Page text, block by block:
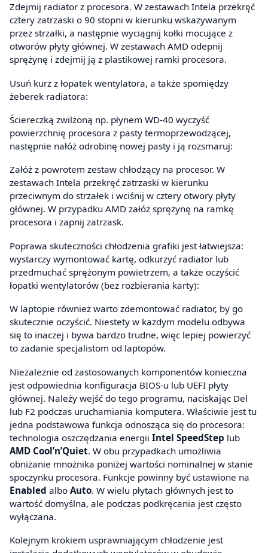
Zdejmij radiator z procesora. W zestawach Intela przekręć
cztery zatrzaski o 90 stopni w kierunku wskazywanym
przez strzałki, a następnie wyciągnij kołki mocujące z
otworów płyty głównej. W zestawach AMD odepnij
sprężynę i zdejmij ją z plastikowej ramki procesora.
Usuń kurz z łopatek wentylatora, a także spomiędzy
żeberek radiatora:
Ściereczką zwilżoną np. płynem WD-40 wyczyść
powierzchnię procesora z pasty termoprzewodzącej,
następnie nałóż odrobinę nowej pasty i ją rozsmaruj:
Załóż z powrotem zestaw chłodzący na procesor. W
zestawach Intela przekręć zatrzaski w kierunku
przeciwnym do strzałek i wciśnij w cztery otwory płyty
głównej. W przypadku AMD załóż sprężynę na ramkę
procesora i zapnij zatrzask.
Poprawa skuteczności chłodzenia grafiki jest łatwiejsza:
wystarczy wymontować kartę, odkurzyć radiator lub
przedmuchać sprężonym powietrzem, a także oczyścić
łopatki wentylatorów (bez rozbierania karty):
W laptopie również warto zdemontować radiator, by go
skutecznie oczyścić. Niestety w każdym modelu odbywa
się to inaczej i bywa bardzo trudne, więc lepiej powierzyć
to zadanie specjalistom od laptopów.
Niezależnie od zastosowanych komponentów konieczna
jest odpowiednia konfiguracja BIOS-u lub UEFI płyty
głównej. Należy wejść do tego programu, naciskając Del
lub F2 podczas uruchamiania komputera. Właściwie jest tu
jedna podstawowa funkcja odnosząca się do procesora:
technologia oszczędzania energii Intel SpeedStep lub
AMD Cool’n’Quiet. W obu przypadkach umożliwia
obniżanie mnożnika poniżej wartości nominalnej w stanie
spoczynku procesora. Funkcje powinny być ustawione na
Enabled albo Auto. W wielu płytach głównych jest to
wartość domyślna, ale podczas podkręcania jest często
wyłączana.
Kolejnym krokiem usprawniającym chłodzenie jest